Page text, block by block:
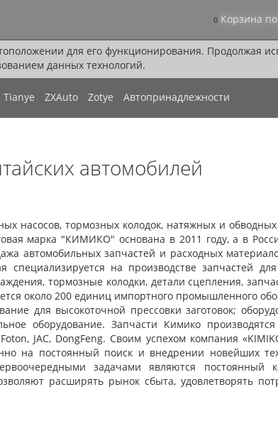
для его функционирования. Продолжая
данных технологий.
0 Корзина
Tianye ZXAuto Zotye Автопринадлежности
автомобилей
насосов, тормозных колодок, натяжных и
марка "КИМИКО" основана в 2011 году, а в
автомобильных запчастей и расходных
на производстве запчастей для
тормозные колодки, детали сцепления,
около 200 единиц импортного промышленного
для высокоточной прессовки заготовок;
оборудование. Запчасти Кимико
JAC, DongFeng. Своим успехом компания
на постоянный поиск и внедрении новейших
задачами являются постоянный
расширять рынок сбыта, удовлетворять